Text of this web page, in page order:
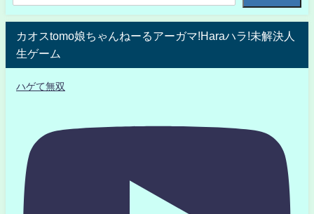
カオスtomo娘ちゃんねーるアーガマ!Haraハラ!未解決人
生ゲーム
ハゲて無双